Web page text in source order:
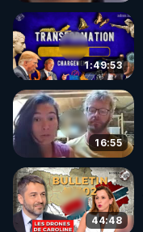
1:49:53
16:55
44:48